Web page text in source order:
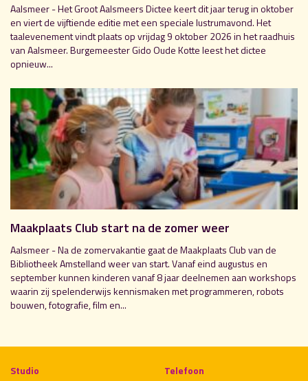
Aalsmeer - Het Groot Aalsmeers Dictee keert dit jaar terug in oktober
en viert de vijftiende editie met een speciale lustrumavond. Het
taalevenement vindt plaats op vrijdag 9 oktober 2026 in het raadhuis
van Aalsmeer. Burgemeester Gido Oude Kotte leest het dictee
opnieuw...
Maakplaats Club start na de zomer weer
Aalsmeer - Na de zomervakantie gaat de Maakplaats Club van de
Bibliotheek Amstelland weer van start. Vanaf eind augustus en
september kunnen kinderen vanaf 8 jaar deelnemen aan workshops
waarin zij spelenderwijs kennismaken met programmeren, robots
bouwen, fotografie, film en...
Studio
Telefoon